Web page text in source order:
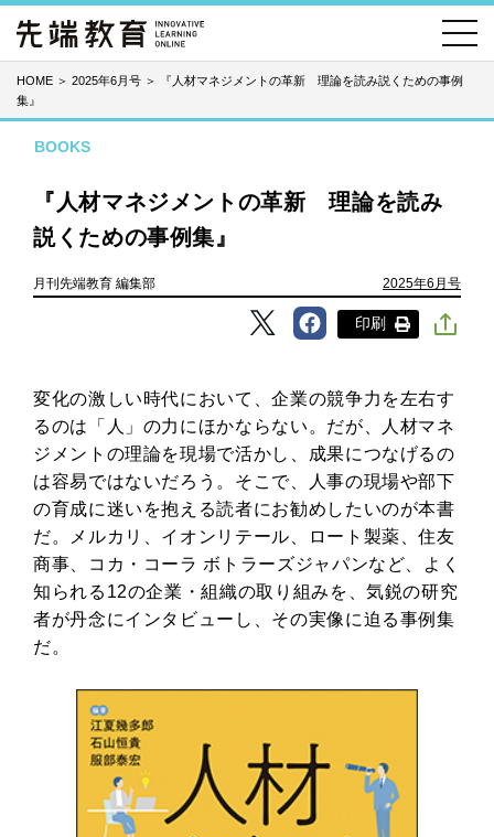
HOME ＞ 2025年6月号 ＞
『人材マネジメントの革新 理論を読み説くための事例
集』
BOOKS
『人材マネジメントの革新 理論を読み
説くための事例集』
月刊先端教育 編集部 2025年6月号
印刷
変化の激しい時代において、企業の競争力を左右す
るのは「人」の力にほかならない。だが、人材マネ
ジメントの理論を現場で活かし、成果につなげるの
は容易ではないだろう。そこで、人事の現場や部下
の育成に迷いを抱える読者にお勧めしたいのが本書
だ。メルカリ、イオンリテール、ロート製薬、住友
商事、コカ・コーラ ボトラーズジャパンなど、よく
知られる12の企業・組織の取り組みを、気鋭の研究
者が丹念にインタビューし、その実像に迫る事例集
だ。